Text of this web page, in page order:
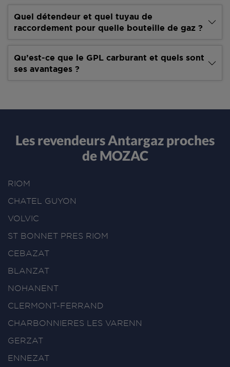
Quel détendeur et quel tuyau de
raccordement pour quelle bouteille de gaz ?
Qu’est-ce que le GPL carburant et quels sont
ses avantages ?
Les revendeurs Antargaz proches
de MOZAC
RIOM
CHATEL GUYON
VOLVIC
ST BONNET PRES RIOM
CEBAZAT
BLANZAT
NOHANENT
CLERMONT-FERRAND
CHARBONNIERES LES VARENN
GERZAT
ENNEZAT